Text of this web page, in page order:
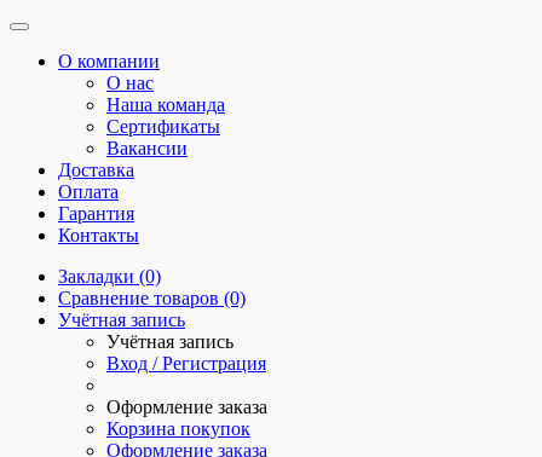
О компании
О нас
Наша команда
Сертификаты
Вакансии
Доставка
Оплата
Гарантия
Контакты
Закладки (0)
Сравнение товаров (0)
Учётная запись
Учётная запись
Вход / Регистрация
Оформление заказа
Корзина покупок
Оформление заказа